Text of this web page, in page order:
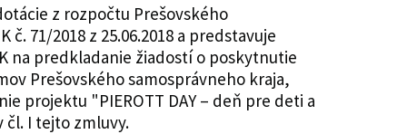
z rozpočtu Prešovského
71/2018 z 25.06.2018 a predstavuje
na predkladanie žiadostí o poskytnutie
Prešovského samosprávneho kraja,
projektu "PIEROTT DAY – deň pre deti a
čl. I tejto zmluvy.